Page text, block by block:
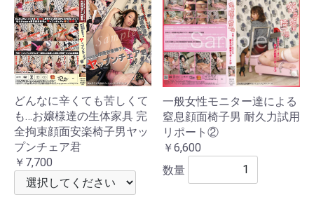
どんなに辛くても苦しくて
も…お嬢様達の生体家具 完
全拘束顔面安楽椅子男ヤッ
プンチェア君
￥7,700
一般女性モニター達による
窒息顔面椅子男 耐久力試用
リポート②
￥6,600
数量